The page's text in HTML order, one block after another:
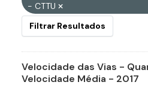
- CTTU
Filtrar Resultados
Velocidade das Vias -
Velocidade Média - 2017